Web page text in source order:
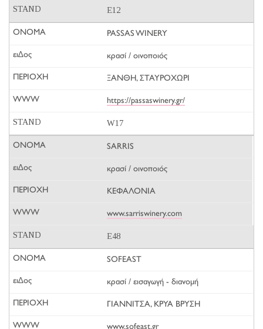
E12
PASSAS WINERY
κρασί / οινοποιός
ΞΑΝΘΗ, ΣΤΑΥΡΟΧΩΡΙ
https://passaswinery.gr/
W17
SARRIS
κρασί / οινοποιός
ΚΕΦΑΛΟΝΙΑ
www.sarriswinery.com
E48
SOFEAST
κρασί / εισαγωγή - διανομή
ΓΙΑΝΝΙΤΣΑ, ΚΡΥΑ ΒΡΥΣΗ
www.sofeast.gr